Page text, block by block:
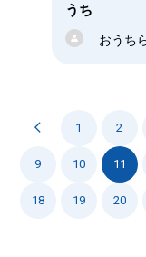
うち
おうち
1 2
9 10 11
18 19 20